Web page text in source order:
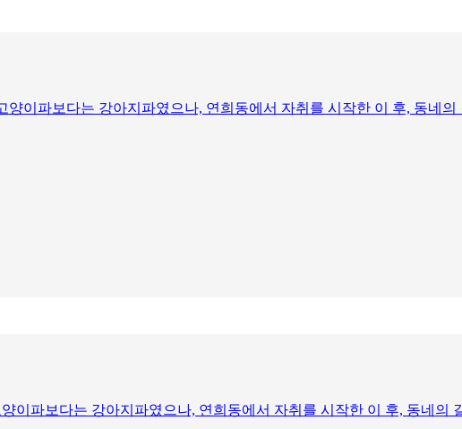
이파보다는 강아지파였으나, 연희동에서 자취를 시작한 이 후, 동네의
이파보다는 강아지파였으나, 연희동에서 자취를 시작한 이 후, 동네의